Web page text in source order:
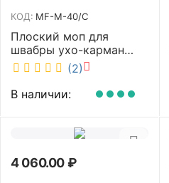
КОД: MF-M-40/C
Плоский моп для
швабры ухо-карман
белый 40 см NV MF-M-
40/C
(2)
В наличии:
4 060.00₽